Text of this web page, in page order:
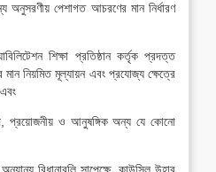
অনুসরণীয় পেশাগত আচরণের মান নির্ধারণ
শিক্ষা প্রতিষ্ঠান কর্তৃক প্রদত্ত
মান নিয়মিত মূল্যায়ন এবং প্রযোজ্য ক্ষেত্রে
প্রয়োজনীয় ও আনুষঙ্গিক অন্য যে কোনো